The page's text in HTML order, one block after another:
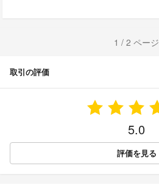
1 / 2 ページ
取引の評価
5.0
評価を見る